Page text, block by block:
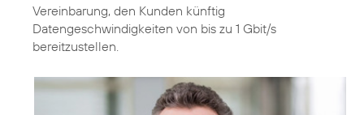
Vereinbarung, den Kunden künftig
Datengeschwindigkeiten von bis zu 1 Gbit/s
bereitzustellen.